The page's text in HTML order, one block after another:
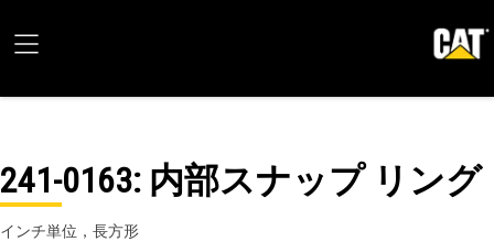
241-0163: 内部スナップ リング
インチ単位，長方形